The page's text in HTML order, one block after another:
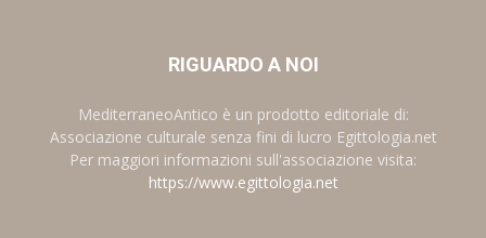
RIGUARDO A NOI
MediterraneoAntico è un prodotto editoriale di:
Associazione culturale senza fini di lucro Egittologia.net
Per maggiori informazioni sull'associazione visita:
https://www.egittologia.net